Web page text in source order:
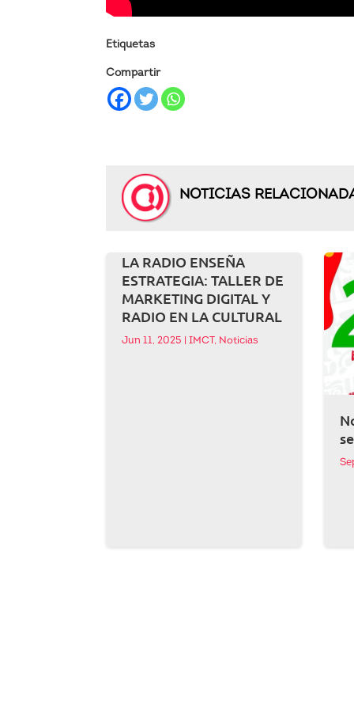
Etiquetas
Compartir
NOTICIAS
LA RADIO ENSEÑA
ESTRATEGIA: TALLER DE
MARKETING DIGITAL Y
RADIO EN LA CULTURAL
Jun 11, 2025 |IMCT , Noticias